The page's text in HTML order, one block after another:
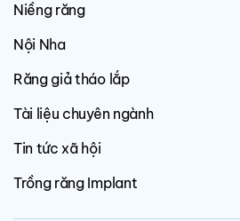
Niềng răng
Nội Nha
Răng giả tháo lắp
Tài liệu chuyên ngành
Tin tức xã hội
Trồng răng Implant